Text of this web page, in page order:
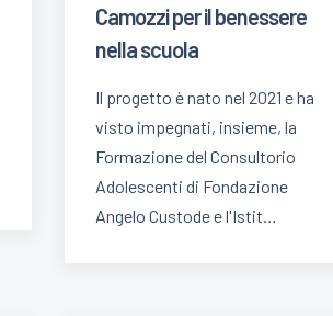
Camozzi per il benessere
nella scuola
Il progetto è nato nel 2021 e ha
visto impegnati, insieme, la
Formazione del Consultorio
Adolescenti di Fondazione
Angelo Custode e l'Istit…